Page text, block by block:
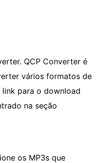
QCP Converter é
vários formatos de
link para o download
na seção
os MP3s que